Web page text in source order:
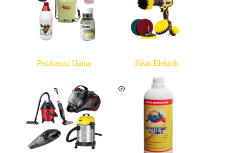
Pembasmi Hama Sikat Elektrik